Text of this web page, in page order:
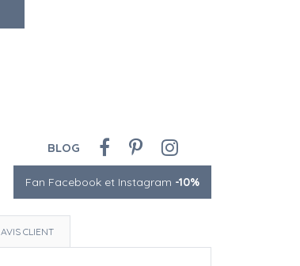
BLOG
Fan Facebook et Instagram -10%
AVIS CLIENT